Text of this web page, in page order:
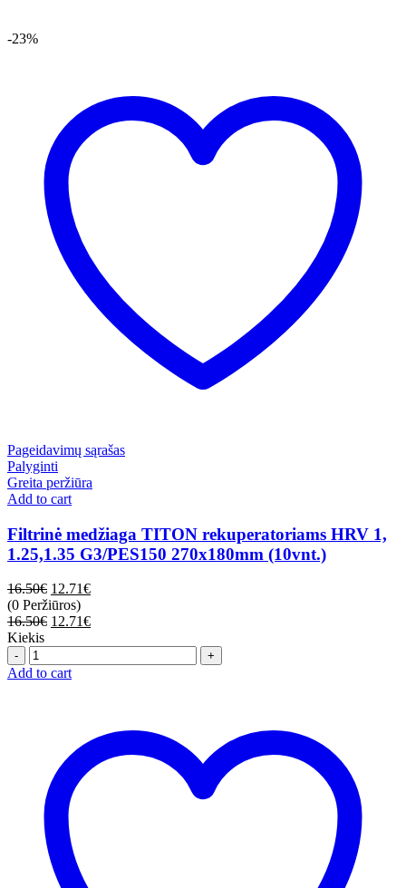
-23%
Pageidavimų sąrašas
Palyginti
Greita peržiūra
Add to cart
Filtrinė medžiaga TITON rekuperatoriams HRV 1,
1.25,1.35 G3/PES150 270x180mm (10vnt.)
16.50€ 12.71€
(0 Peržiūros)
16.50€ 12.71€
Kiekis
Quantity
Add to cart